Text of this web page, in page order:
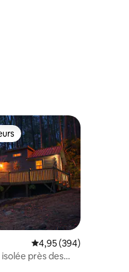
Évaluation moyenne
4,95 (394)
près des